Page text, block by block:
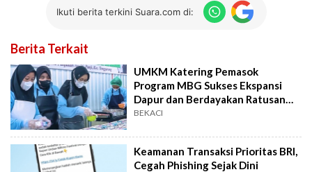
Ikuti berita terkini Suara.com di:
Berita Terkait
UMKM Katering Pemasok
Program MBG Sukses Ekspansi
Dapur dan Berdayakan Ratusan
Karyawan
BEKACI
Keamanan Transaksi Prioritas BRI,
Cegah Phishing Sejak Dini